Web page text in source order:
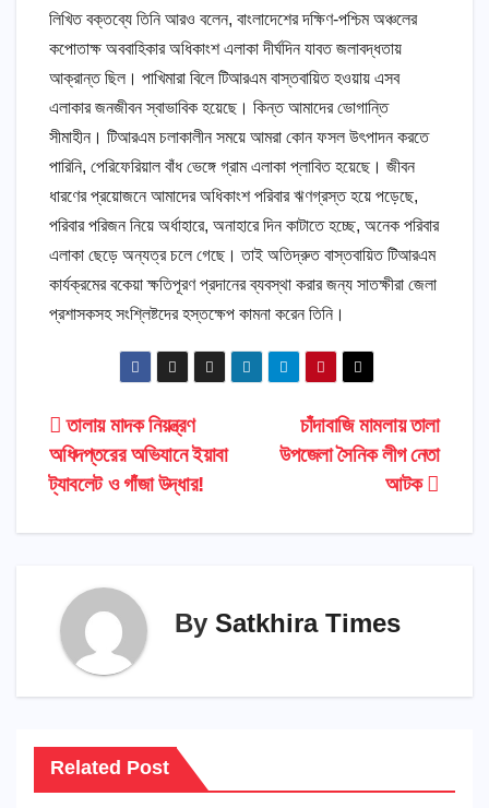
লিখিত বক্তব্যে তিনি আরও বলেন, বাংলাদেশের দক্ষিণ-পশ্চিম অঞ্চলের
কপোতাক্ষ অববাহিকার অধিকাংশ এলাকা দীর্ঘদিন যাবত জলাবদ্ধতায়
আক্রান্ত ছিল। পাখিমারা বিলে টিআরএম বাস্তবায়িত হওয়ায় এসব
এলাকার জনজীবন স্বাভাবিক হয়েছে। কিন্ত আমাদের ভোগান্তি
সীমাহীন। টিআরএম চলাকালীন সময়ে আমরা কোন ফসল উৎপাদন করতে
পারিনি, পেরিফেরিয়াল বাঁধ ভেঙ্গে গ্রাম এলাকা প্লাবিত হয়েছে। জীবন
ধারণের প্রয়োজনে আমাদের অধিকাংশ পরিবার ঋণগ্রস্ত হয়ে পড়েছে,
পরিবার পরিজন নিয়ে অর্ধাহারে, অনাহারে দিন কাটাতে হচ্ছে, অনেক পরিবার
এলাকা ছেড়ে অন্যত্র চলে গেছে। তাই অতিদ্রুত বাস্তবায়িত টিআরএম
কার্যক্রমের বকেয়া ক্ষতিপূরণ প্রদানের ব্যবস্থা করার জন্য সাতক্ষীরা জেলা
প্রশাসকসহ সংশ্লিষ্টদের হস্তক্ষেপ কামনা করেন তিনি।
Post
navigation
চাঁদাবাজি মামলায় তালা
উপজেলা সৈনিক লীগ নেতা
আটক
তালায় মাদক নিয়ন্ত্রণ
অধিদপ্তরের অভিযানে ইয়াবা
ট্যাবলেট ও গাঁজা উদ্ধার!
By Satkhira Times
Related Post